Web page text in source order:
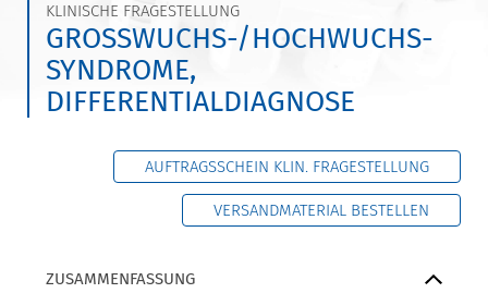
KLINISCHE FRAGESTELLUNG
GROSSWUCHS-/HOCHWUCHS-S
YNDROME, D
IFFERENTIALDIAGNOSE
AUFTRAGSSCHEIN KLIN. FRAGESTELLUNG
VERSANDMATERIAL BESTELLEN
ZUSAMMENFASSUNG